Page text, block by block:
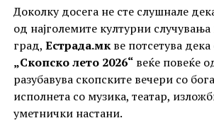
Што значи ова за
Септември е месец во кој и
почувствуваат позитивна
нови хитови, концерти и јавни
секогаш знаат како да остават
креативност и емоција ќе бидат на
Доколку досега не сте слушнале
од најголемите културни случувања
град, Естрада.мкве потсетува
„Скопско лето 2026“веќе повеќе
разубавува скопските вечери со
исполнета со музика, театар,
уметнички настани.